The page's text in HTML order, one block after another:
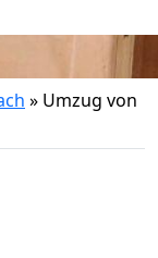
» Umzug von